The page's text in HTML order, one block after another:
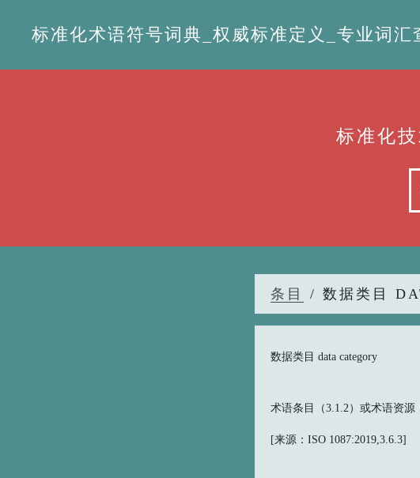
标准化术语符号词典_权威标准定义_专业词汇
标准化
条目 / 数据类目
数据类目 data category
术语条目（3.1.2）或术语资源
[来源：ISO 1087:2019,3.6.3]